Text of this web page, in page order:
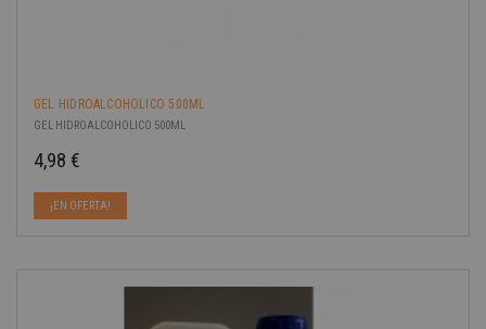
GEL HIDROALCOHOLICO 500ML
GEL HIDROALCOHOLICO 500ML
4,98 €
¡EN OFERTA!